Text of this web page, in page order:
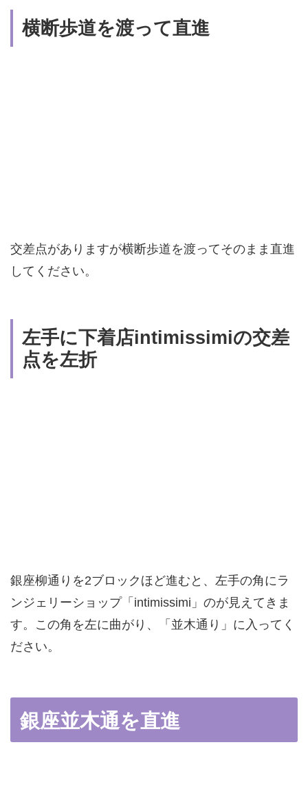
横断歩道を渡って直進
交差点がありますが横断歩道を渡ってそのまま直進
してください。
左手に下着店intimissimiの交差
点を左折
銀座柳通りを2ブロックほど進むと、左手の角にラ
ンジェリーショップ「intimissimi」のが見えてきま
す。この角を左に曲がり、「並木通り」に入ってく
ださい。
銀座並木通を直進